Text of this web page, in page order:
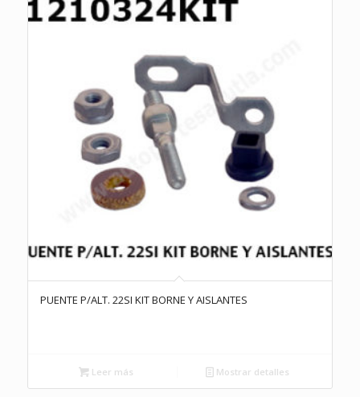
PUENTE P/ALT. 22SI KIT BORNE Y AISLANTES
Leer más Mostrar detalles